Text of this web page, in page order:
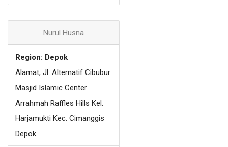
Nurul Husna
Region: Depok
Alamat, Jl. Alternatif Cibubur
Masjid Islamic Center
Arrahmah Raffles Hills Kel.
Harjamukti Kec. Cimanggis
Depok